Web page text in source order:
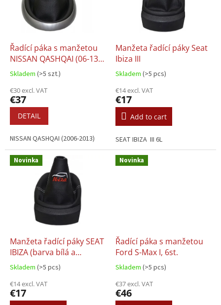
u
Řadící páka s manžetou
NISSAN QASHQAI (06-13),
6st.
Skladem (>5 szt.)
€30 excl. VAT
€37
DETAIL
NISSAN QASHQAI (2006-2013)
Manžeta řadící páky Seat
Ibiza III
Skladem (>5 pcs)
€14 excl. VAT
€17
Add to cart
SEAT IBIZA III 6L
Novinka
Manžeta řadící páky SEAT
IBIZA (barva bílá a
červená)
Skladem (>5 pcs)
€14 excl. VAT
€17
Novinka
Řadící páka s manžetou
Ford S-Max I, 6st.
Skladem (>5 pcs)
€37 excl. VAT
€46